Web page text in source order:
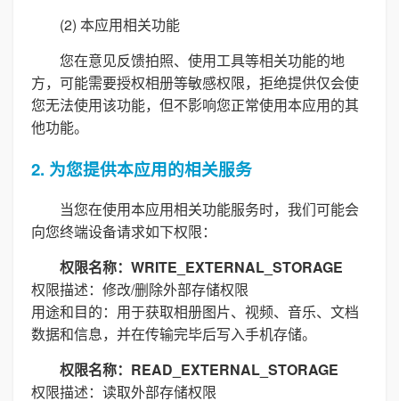
(2) 本应用相关功能
您在意见反馈拍照、使用工具等相关功能的地
方，可能需要授权相册等敏感权限，拒绝提供仅会使
您无法使用该功能，但不影响您正常使用本应用的其
他功能。
2. 为您提供本应用的相关服务
当您在使用本应用相关功能服务时，我们可能会
向您终端设备请求如下权限：
权限名称：WRITE_EXTERNAL_STORAGE
权限描述：修改/删除外部存储权限
用途和目的：用于获取相册图片、视频、音乐、文档
数据和信息，并在传输完毕后写入手机存储。
权限名称：READ_EXTERNAL_STORAGE
权限描述：读取外部存储权限